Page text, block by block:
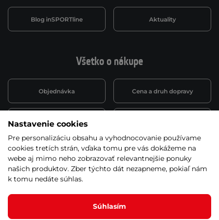
Všetko o nákupe
Objednávka Cena a druh dopravy
Spôsob platby
Montáž a servis Reklamácie a záruka
Kariéra
Blog inSPORTline Aktuality
Nastavenie cookies
Pre personalizáciu obsahu a vyhodnocovanie používame
cookies tretích strán, vďaka tomu pre vás dokážeme na
webe aj mimo neho zobrazovať relevantnejšie ponuky
našich produktov. Zber týchto dát nezapneme, pokiaľ nám
k tomu nedáte súhlas.
Súhlasím